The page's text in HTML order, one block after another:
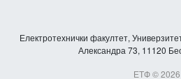
Електротехнички факултет,
Александра 73, 11120
ЕТФ © 2026